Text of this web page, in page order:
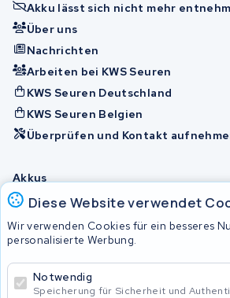
Diese Website verwendet
Wir verwenden Cookies für ein besseres
personalisierte Werbung.
Notwendig
Speicherung für Sicherheit und
Akku lässt sich nicht mehr
Über uns
Nachrichten
Arbeiten bei KWS Seuren
KWS Seuren Deutschland
KWS Seuren Belgien
Überprüfen und Kontakt
Akkus
© 2026 KWS Seuren
Privacy Policy